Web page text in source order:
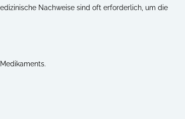
Nachweise sind oft erforderlich, um die